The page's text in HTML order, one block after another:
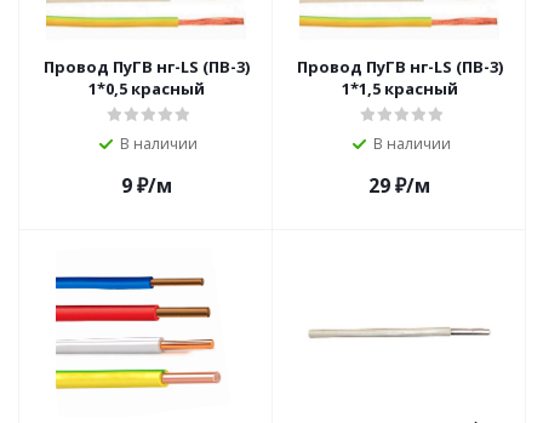
Провод ПуГВ нг-LS (ПВ-3)
1*0,5 красный
В наличии
9₽/м
Провод ПуГВ нг-LS (ПВ-3)
1*1,5 красный
В наличии
29₽/м